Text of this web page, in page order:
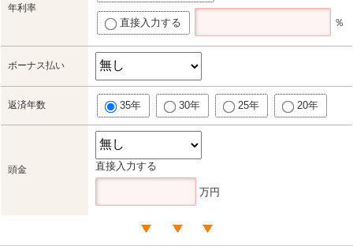
年利率
直接入力する ％
ボーナス払い
返済年数 35年 30年 25年 20年
頭金 直接入力する
万円